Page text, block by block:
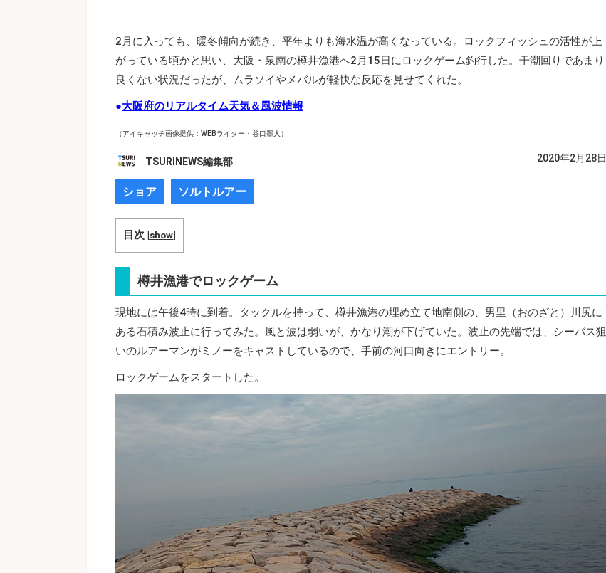
2月に入っても、暖冬傾向が続き、平年よりも海水温が高くなっている。ロックフィッシュの活性が上
がっている頃かと思い、大阪・泉南の樽井漁港へ2月15日にロックゲーム釣行した。干潮回りであまり
良くない状況だったが、ムラソイやメバルが軽快な反応を見せてくれた。
●大阪府のリアルタイム天気＆風波情報
（アイキャッチ画像提供：WEBライター・谷口墨人）
TSURINEWS編集部 2020年2月28日
ショア ソルトルアー
目次 [show]
樽井漁港でロックゲーム
現地には午後4時に到着。タックルを持って、樽井漁港の埋め立て地南側の、男里（おのざと）川尻に
ある石積み波止に行ってみた。風と波は弱いが、かなり潮が下げていた。波止の先端では、シーバス狙
いのルアーマンがミノーをキャストしているので、手前の河口向きにエントリー。
ロックゲームをスタートした。